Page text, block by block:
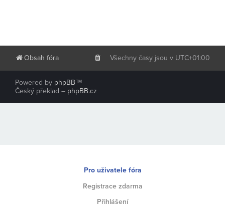
Obsah fóra Všechny časy jsou v UTC+01:00
Powered by phpBB™
Český překlad – phpBB.cz
Pro uživatele fóra
Registrace zdarma
Přihlášení